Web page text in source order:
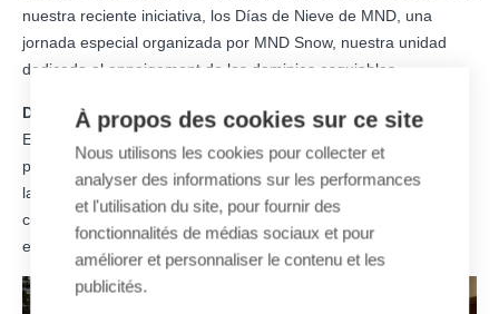
nuestra reciente iniciativa, los Días de Nieve de MND, una
jornada especial organizada por MND Snow, nuestra unidad
dedicada al enneigement de los dominios esquiables.
Descubriendo Chamrousse:
En el corazón de los majestuosos Alpes franceses, tuvimos el
placer de recibir a nuestros clientes para una visita exclusiva a
la estación de Chamrousse, socio histórico de MND, equipada
con un
sistema de enneigement completo
escenario perfecto para explorar las innovaciones de MND.
À propos des cookies sur ce site
Nous utilisons les cookies pour collecter et
analyser des informations sur les performances
et l'utilisation du site, pour fournir des
fonctionnalités de médias sociaux et pour
améliorer et personnaliser le contenu et les
publicités.